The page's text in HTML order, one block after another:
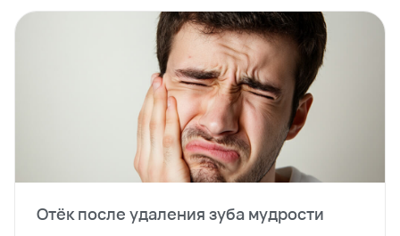
Отёк после удаления зуба мудрости